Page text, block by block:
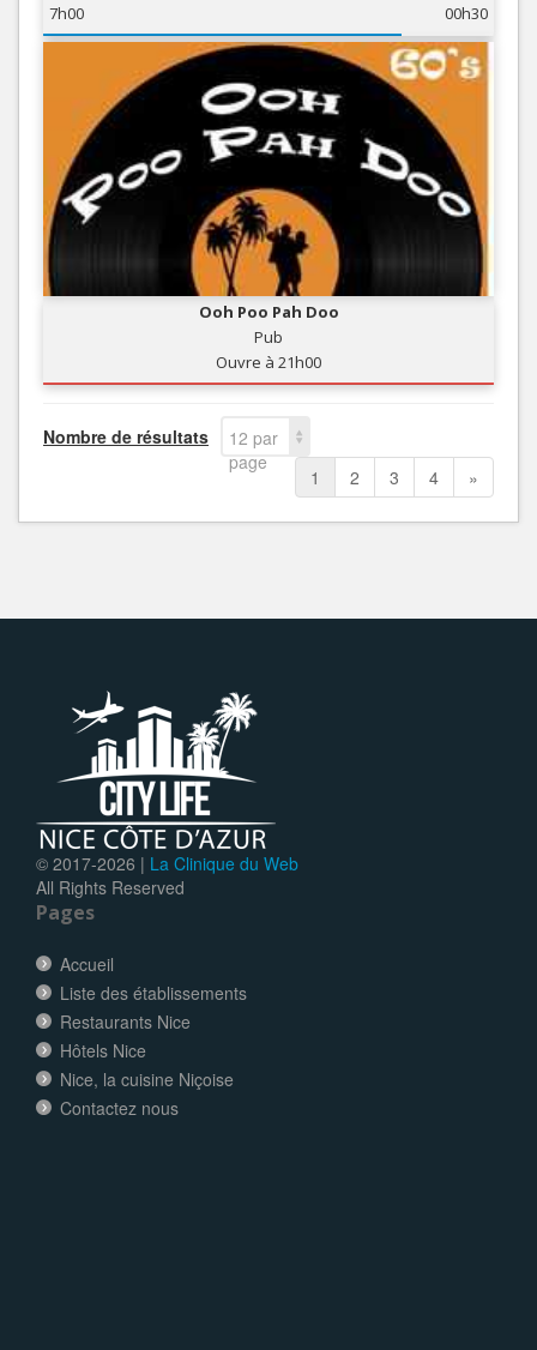
7h00
00h30
Ooh Poo Pah Doo
Pub
Ouvre à 21h00
Nombre de résultats
12 par
page
1 2 3 4 »
© 2017-2026 | La Clinique du Web
All Rights Reserved
Pages
Accueil
Liste des établissements
Restaurants Nice
Hôtels Nice
Nice, la cuisine Niçoise
Contactez nous